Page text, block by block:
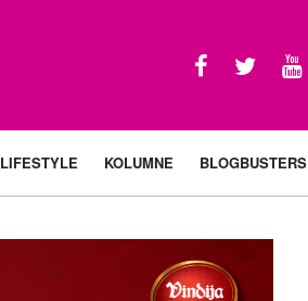
LIFESTYLE KOLUMNE BLOGBUSTERS